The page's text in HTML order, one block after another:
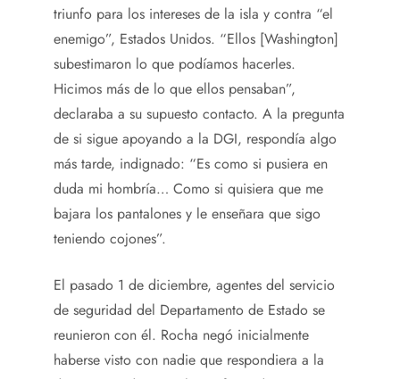
triunfo para los intereses de la isla y contra “el
enemigo”, Estados Unidos. “Ellos [Washington]
subestimaron lo que podíamos hacerles.
Hicimos más de lo que ellos pensaban”,
declaraba a su supuesto contacto. A la pregunta
de si sigue apoyando a la DGI, respondía algo
más tarde, indignado: “Es como si pusiera en
duda mi hombría… Como si quisiera que me
bajara los pantalones y le enseñara que sigo
teniendo cojones”.
El pasado 1 de diciembre, agentes del servicio
de seguridad del Departamento de Estado se
reunieron con él. Rocha negó inicialmente
haberse visto con nadie que respondiera a la